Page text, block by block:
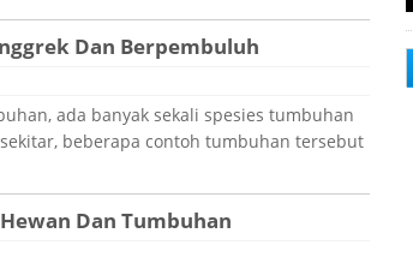
Dan Berpembuluh
ada banyak sekali spesies tumbuhan
beberapa contoh tumbuhan tersebut
Dan Tumbuhan